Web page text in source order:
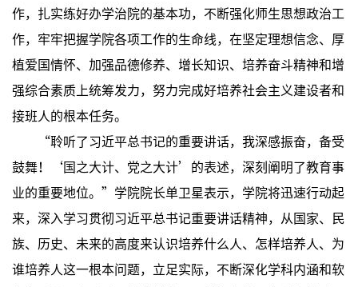
作，扎实练好办学治院的基本功，不断强化师生思想政治工
作，牢牢把握学院各项工作的生命线，在坚定理想信念、厚
植爱国情怀、加强品德修养、增长知识、培养奋斗精神和增
强综合素质上统筹发力，努力完成好培养社会主义建设者和
接班人的根本任务。
“聆听了习近平总书记的重要讲话，我深感振奋，备受
鼓舞！‘国之大计、党之大计’的表述，深刻阐明了教育事
业的重要地位。”学院院长单卫星表示，学院将迅速行动起
来，深入学习贯彻习近平总书记重要讲话精神，从国家、民
族、历史、未来的高度来认识培养什么人、怎样培养人、为
谁培养人这一根本问题，立足实际，不断深化学科内涵和软